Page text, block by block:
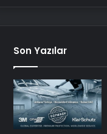
Son Yazılar